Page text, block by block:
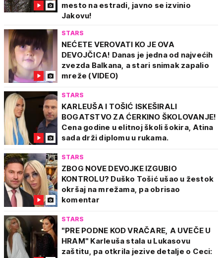
mesto na estradi, javno se izvinio
Jakovu!
STARS
NEĆETE VEROVATI KO JE OVA
DEVOJČICA! Danas je jedna od najvećih
zvezda Balkana, a stari snimak zapalio
mreže (VIDEO)
STARS
KARLEUŠA I TOŠIĆ ISKEŠIRALI
BOGATSTVO ZA ĆERKINO ŠKOLOVANJE!
Cena godine u elitnoj školi šokira, Atina
sada drži diplomu u rukama.
STARS
ZBOG NOVE DEVOJKE IZGUBIO
KONTROLU? Duško Tošić ušao u žestok
okršaj na mrežama, pa obrisao
komentar
STARS
"PRE PODNE KOD VRAČARE, A UVEČE U
HRAM" Karleuša stala u Lukasovu
zaštitu, pa otkrila jezive detalje o Ceci: